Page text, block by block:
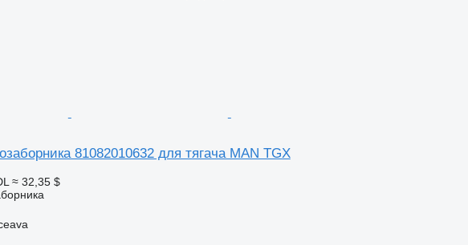
81082010632 для тягача MAN TGX
≈ 32,35 $